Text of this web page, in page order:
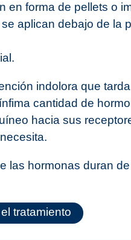
en forma de pellets o
aplican debajo de la
indolora que
cantidad de
hacia sus
las hormonas duran
tratamiento